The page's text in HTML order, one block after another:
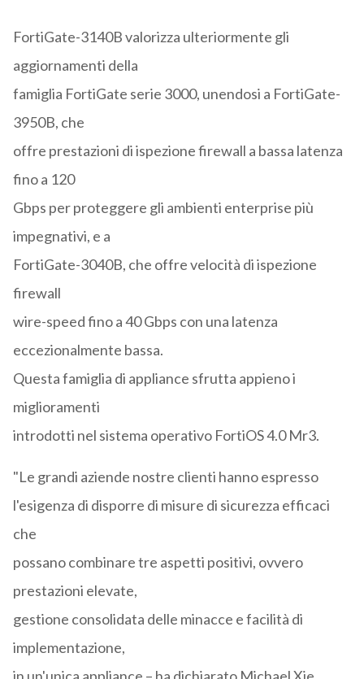
FortiGate-3140B valorizza ulteriormente gli
aggiornamenti della
famiglia FortiGate serie 3000, unendosi a FortiGate-
3950B, che
offre prestazioni di ispezione firewall a bassa latenza
fino a 120
Gbps per proteggere gli ambienti enterprise più
impegnativi, e a
FortiGate-3040B, che offre velocità di ispezione
firewall
wire-speed fino a 40 Gbps con una latenza
eccezionalmente bassa.
Questa famiglia di appliance sfrutta appieno i
miglioramenti
introdotti nel sistema operativo FortiOS 4.0 Mr3.
"Le grandi aziende nostre clienti hanno espresso
l'esigenza di disporre di misure di sicurezza efficaci
che
possano combinare tre aspetti positivi, ovvero
prestazioni elevate,
gestione consolidata delle minacce e facilità di
implementazione,